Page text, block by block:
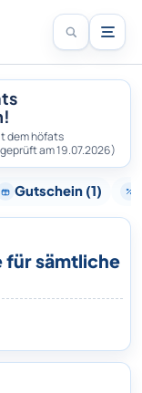
dem höfats
am 19.07.2026)
Gutschein (1)
für sämtliche